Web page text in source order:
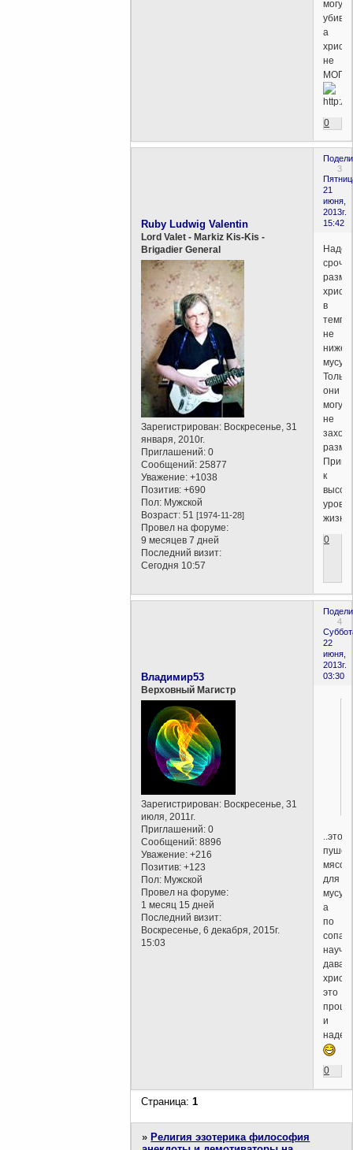
могут
а
не
0
3
21
июня,
2013г.
15:42
Ruby Ludwig Valentin
Lord Valet - Markiz Kis-Kis -
Brigadier General
Зарегистрирован: Воскресенье, 31
января, 2010г.
Приглашений: 0
Сообщений: 25877
Уважение: +1038
Позитив: +690
Пол: Мужской
Возраст: 51[1974-11-28]
Провел на форуме:
9 месяцев 7 дней
Последний визит:
Сегодня 10:57
Надо
в
не
ниже
Только
они
могут
не
к
жизни.
0
4
22
июня,
2013г.
03:30
Владимир53
Верховный Магистр
Зарегистрирован: Воскресенье, 31
июля, 2011г.
Приглашений: 0
Сообщений: 8896
Уважение: +216
Позитив: +123
Пол: Мужской
Провел на форуме:
1 месяц 15 дней
Последний визит:
Воскресенье, 6 декабря, 2015г.
15:03
..это
мясо
для
а
по
давать
это
проще
и
0
Страница:1
» Религия эзотерика философия